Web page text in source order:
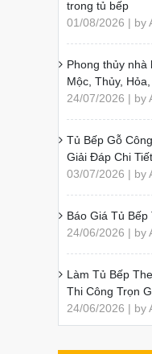
trong tủ bếp
01/08/2026 | by
Phong thủy nhà
Mộc, Thủy,
24/07/2026 | by
Tủ Bếp Gỗ
Giải Đáp Chi Tiết
03/07/2026 | by
Báo Giá Tủ
24/06/2026 | by
Làm Tủ Bếp
Thi Công Trọn
24/06/2026 | by